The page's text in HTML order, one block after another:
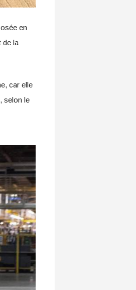
en
de la
car elle
selon le